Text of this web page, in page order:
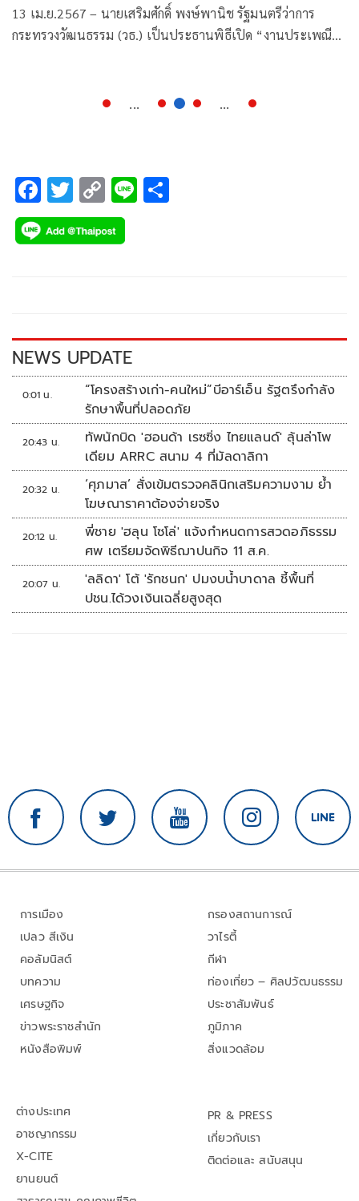
13 เม.ย.2567 – นายเสริมศักดิ์ พงษ์พานิช รัฐมนตรีว่าการ
กระทรวงวัฒนธรรม (วธ.) เป็นประธานพิธีเปิด “งานประเพณี
2567 โดยมีนางยุพา ทวีวัฒนะกิจบวร ปลัดกระทรวงวัฒนธรรม
... ...
F
ac
e
k
T
wi
tt
C
o
p
k
Li
NEWS UPDATE
0:01 น.
“โครงสร้างเก่า-คนใหม่”บีอาร์เอ็น รัฐตรึงกำลัง
รักษาพื้นที่ปลอดภัย
20:43 น.
ทัพนักบิด 'ฮอนด้า เรซซิ่ง ไทยแลนด์' ลุ้นล่าโพ
เดียม ARRC สนาม 4 ที่มัลดาลิกา
20:32 น.
‘ศุภมาส’ สั่งเข้มตรวจคลินิกเสริมความงาม ย้ำ
โฆษณาราคาต้องจ่ายจริง
20:12 น.
พี่ชาย 'ฮลุน โซโล่' แจ้งกำหนดการสวดอภิธรรม
ศพ เตรียมจัดพิธีฌาปนกิจ 11 ส.ค.
20:07 น.
'ลลิดา' โต้ 'รักชนก' ปมงบน้ำบาดาล ชี้พื้นที่
ปชน.ได้วงเงินเฉลี่ยสูงสุด
การเมือง
เปลว สีเงิน
คอลัมนิสต์
บทความ
เศรษฐกิจ
ข่าวพระราชสำนัก
หนังสือพิมพ์
กรองสถานการณ์
วาไรตี้
กีฬา
ท่องเที่ยว – ศิลปวัฒนธรรม
ประชาสัมพันธ์
ภูมิภาค
สิ่งแวดล้อม
ต่างประเทศ
อาชญากรรม
X-CITE
ยานยนต์
PR & PRESS
เกี่ยวกับเรา
ติดต่อและ สนับสนุน